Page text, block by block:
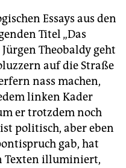
Essays aus den
Titel „Das
Theobaldy geht
auf die Straße
nass machen,
linken Kader
er trotzdem noch
politisch, aber eben
gab, hat
Texten illuminiert,